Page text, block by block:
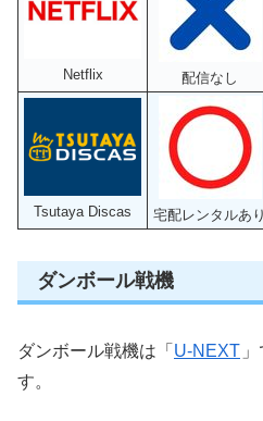
Netflix 配信なし
Tsutaya Discas 宅配レンタルあり
ダンボール戦機
ダンボール戦機は「 U-NEXT
す。